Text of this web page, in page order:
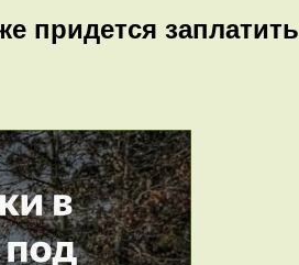
придется заплатить